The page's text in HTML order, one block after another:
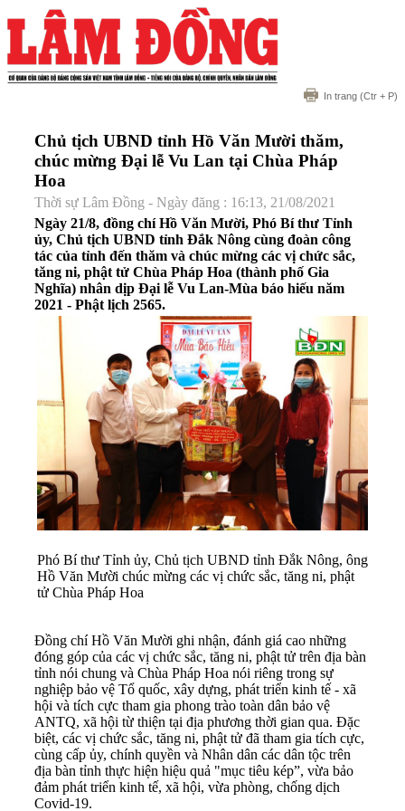
In trang (Ctr + P)
Chủ tịch UBND tỉnh Hồ Văn Mười thăm,
chúc mừng Đại lễ Vu Lan tại Chùa Pháp
Hoa
Thời sự Lâm Đồng - Ngày đăng : 16:13, 21/08/2021
Ngày 21/8, đồng chí Hồ Văn Mười, Phó Bí thư Tỉnh
ủy, Chủ tịch UBND tỉnh Đắk Nông cùng đoàn công
tác của tỉnh đến thăm và chúc mừng các vị chức sắc,
tăng ni, phật tử Chùa Pháp Hoa (thành phố Gia
Nghĩa) nhân dịp Đại lễ Vu Lan-Mùa báo hiếu năm
2021 - Phật lịch 2565.
Phó Bí thư Tỉnh ủy, Chủ tịch UBND tỉnh Đắk Nông, ông
Hồ Văn Mười chúc mừng các vị chức sắc, tăng ni, phật
tử Chùa Pháp Hoa
Đồng chí Hồ Văn Mười ghi nhận, đánh giá cao những
đóng góp của các vị chức sắc, tăng ni, phật tử trên địa bàn
tỉnh nói chung và Chùa Pháp Hoa nói riêng trong sự
nghiệp bảo vệ Tổ quốc, xây dựng, phát triển kinh tế - xã
hội và tích cực tham gia phong trào toàn dân bảo vệ
ANTQ, xã hội từ thiện tại địa phương thời gian qua. Đặc
biệt, các vị chức sắc, tăng ni, phật tử đã tham gia tích cực,
cùng cấp ủy, chính quyền và Nhân dân các dân tộc trên
địa bàn tỉnh thực hiện hiệu quả "mục tiêu kép”, vừa bảo
đảm phát triển kinh tế, xã hội, vừa phòng, chống dịch
Covid-19.